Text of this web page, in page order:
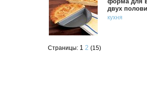
двух
кухня
Страницы: 1 2 (15)